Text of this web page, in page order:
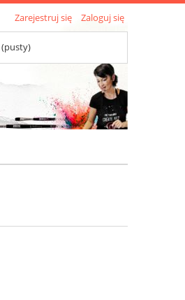
Zarejestruj się Zaloguj się
(pusty)